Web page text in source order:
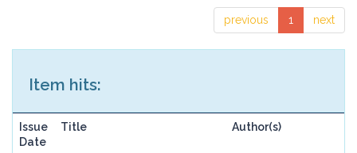
previous 1 next
Item hits:
Issue
Date
Title Author(s)